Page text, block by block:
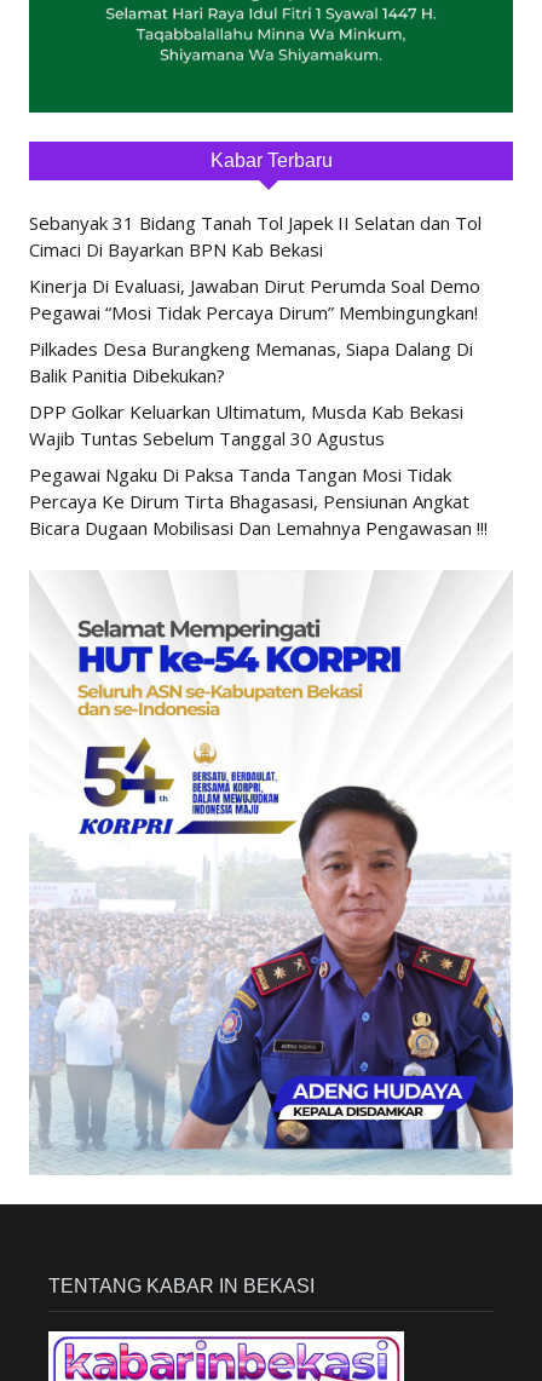
Kabar Terbaru
Sebanyak 31 Bidang Tanah Tol Japek II Selatan dan Tol
Cimaci Di Bayarkan BPN Kab Bekasi
Kinerja Di Evaluasi, Jawaban Dirut Perumda Soal Demo
Pegawai “Mosi Tidak Percaya Dirum” Membingungkan!
Pilkades Desa Burangkeng Memanas, Siapa Dalang Di
Balik Panitia Dibekukan?
DPP Golkar Keluarkan Ultimatum, Musda Kab Bekasi
Wajib Tuntas Sebelum Tanggal 30 Agustus
Pegawai Ngaku Di Paksa Tanda Tangan Mosi Tidak
Percaya Ke Dirum Tirta Bhagasasi, Pensiunan Angkat
Bicara Dugaan Mobilisasi Dan Lemahnya Pengawasan !!!
TENTANG KABAR IN BEKASI